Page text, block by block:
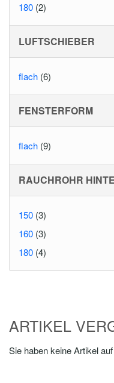
180 (2)
LUFTSCHIEBER
flach (6)
FENSTERFORM
flach (9)
RAUCHROHR
150 (3)
160 (3)
180 (4)
ARTIKEL
Sie haben keine Artikel